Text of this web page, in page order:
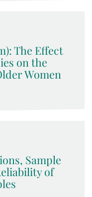
The Effect
on the
Women
Sample
of